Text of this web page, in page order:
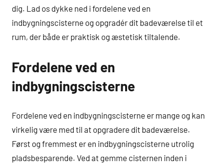
dig. Lad os dykke ned i fordelene ved en
indbygningscisterne og opgradér dit badeværelse til et
rum, der både er praktisk og æstetisk tiltalende.
Fordelene ved en
indbygningscisterne
Fordelene ved en indbygningscisterne er mange og kan
virkelig være med til at opgradere dit badeværelse.
Først og fremmest er en indbygningscisterne utrolig
pladsbesparende. Ved at gemme cisternen inden i